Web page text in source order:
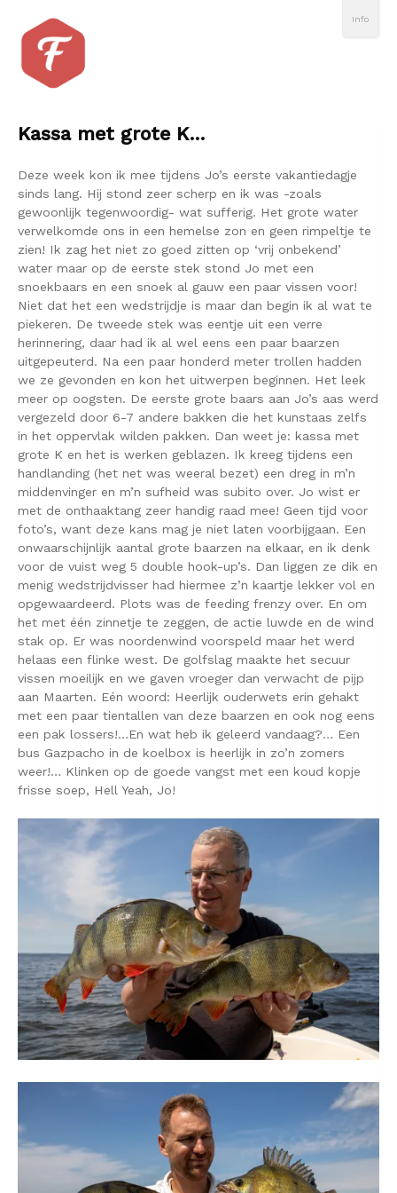
Info
Kassa met grote K…
Deze week kon ik mee tijdens Jo’s eerste vakantiedagje
sinds lang. Hij stond zeer scherp en ik was -zoals
gewoonlijk tegenwoordig- wat sufferig. Het grote water
verwelkomde ons in een hemelse zon en geen rimpeltje te
zien! Ik zag het niet zo goed zitten op ‘vrij onbekend’
water maar op de eerste stek stond Jo met een
snoekbaars en een snoek al gauw een paar vissen voor!
Niet dat het een wedstrijdje is maar dan begin ik al wat te
piekeren. De tweede stek was eentje uit een verre
herinnering, daar had ik al wel eens een paar baarzen
uitgepeuterd. Na een paar honderd meter trollen hadden
we ze gevonden en kon het uitwerpen beginnen. Het leek
meer op oogsten. De eerste grote baars aan Jo’s aas werd
vergezeld door 6-7 andere bakken die het kunstaas zelfs
in het oppervlak wilden pakken. Dan weet je: kassa met
grote K en het is werken geblazen. Ik kreeg tijdens een
handlanding (het net was weeral bezet) een dreg in m’n
middenvinger en m’n sufheid was subito over. Jo wist er
met de onthaaktang zeer handig raad mee! Geen tijd voor
foto’s, want deze kans mag je niet laten voorbijgaan. Een
onwaarschijnlijk aantal grote baarzen na elkaar, en ik denk
voor de vuist weg 5 double hook-up’s. Dan liggen ze dik en
menig wedstrijdvisser had hiermee z’n kaartje lekker vol en
opgewaardeerd. Plots was de feeding frenzy over. En om
het met één zinnetje te zeggen, de actie luwde en de wind
stak op. Er was noordenwind voorspeld maar het werd
helaas een flinke west. De golfslag maakte het secuur
vissen moeilijk en we gaven vroeger dan verwacht de pijp
aan Maarten. Eén woord: Heerlijk ouderwets erin gehakt
met een paar tientallen van deze baarzen en ook nog eens
een pak lossers!…En wat heb ik geleerd vandaag?… Een
bus Gazpacho in de koelbox is heerlijk in zo’n zomers
weer!… Klinken op de goede vangst met een koud kopje
frisse soep, Hell Yeah, Jo!